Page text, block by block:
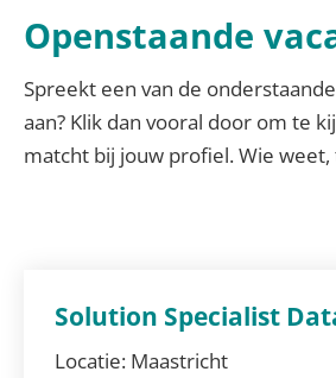
Openstaande
Spreekt een van de
aan? Klik dan vooral door om te
matcht bij jouw profiel. Wie weet,
Solution Specialist
Locatie:Maastricht